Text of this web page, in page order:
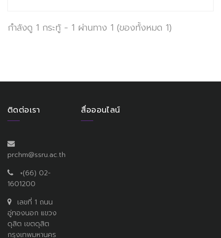
กำลังดู 1 กระทู้ - 1 ผ่านทาง 1 (ของทั้งหมด 1)
ติดต่อเรา
prchm@ssru.ac.th
+(66) 02-
1601200
เลขที่ 1 ถนน
อู่ทองนอก แขวง
ดุสิต เขตดุสิต
กรุงเทพมหานคร
สื่อออนไลน์